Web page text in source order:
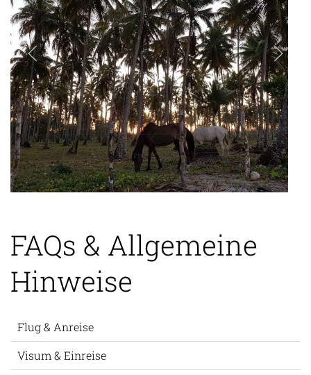
FAQs & Allgemeine
Hinweise
Flug & Anreise
Visum & Einreise